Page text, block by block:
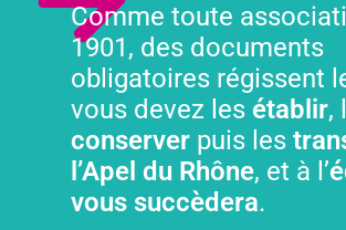
Comme toute
1901, des documents
obligatoires régissent
vous devez les établir,
conserverpuis les
l’Apel du Rhône, et à l’
vous succèdera.